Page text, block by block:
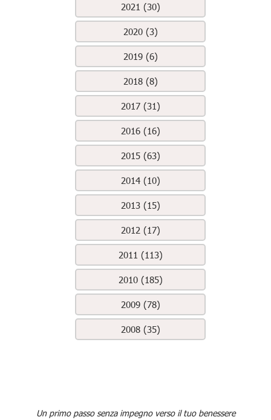
2021 (30)
2020 (3)
2019 (6)
2018 (8)
2017 (31)
2016 (16)
2015 (63)
2014 (10)
2013 (15)
2012 (17)
2011 (113)
2010 (185)
2009 (78)
2008 (35)
Un primo passo senza impegno verso il tuo benessere